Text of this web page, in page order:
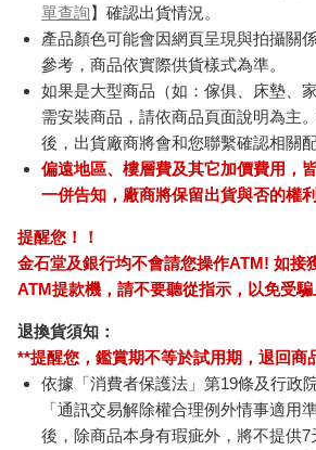
單查詢】確認出貨情況。
產品顏色可能會因網頁呈現與拍攝關
參考，商品依實際供貨樣式為準。
如果是大型商品（如：傢俱、床墊、
需安裝商品，請依商品頁面說明為主
後，出貨廠商將會和您聯繫確認相關配
偏遠地區、樓層費及其它加價費用，
一併告知，廠商將保留出貨與否的權利
提醒您！！
金石堂及銀行均不會請您操作ATM! 如接
ATM提款機，請不要聽從指示，以免受騙
退換貨須知：
**提醒您，鑑賞期不等於試用期，退回商
依據「消費者保護法」第19條及行政
「通訊交易解除權合理例外情事適用
後，除商品本身有瑕疵外，將不提供7